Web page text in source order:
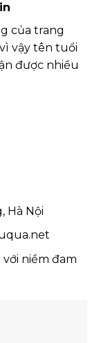
của trang
vậy tên tuổi
được nhiều
Hà Nội
niềm đam